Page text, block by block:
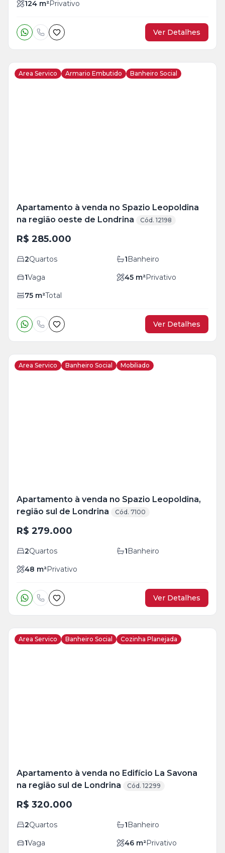
124 m²Privativo
Ver Detalhes
Area Servico Armario Embutido Banheiro Social
Apartamento à venda no Spazio Leopoldina
na região oeste de Londrina
Cód. 12198
R$ 285.000
2Quartos 1Banheiro
1Vaga 45 m²Privativo
75 m²Total
Ver Detalhes
Area Servico Banheiro Social Mobiliado
Apartamento à venda no Spazio Leopoldina,
região sul de Londrina
Cód. 7100
R$ 279.000
2Quartos 1Banheiro
48 m²Privativo
Ver Detalhes
Area Servico Banheiro Social Cozinha Planejada
Apartamento à venda no Edifício La Savona
na região sul de Londrina
Cód. 12299
R$ 320.000
2Quartos 1Banheiro
1Vaga 46 m²Privativo